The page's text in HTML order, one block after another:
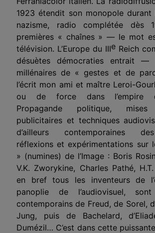
1923 étendit son monopole
nazisme, radio complétée dès
premières « chaînes » — le mot
télévision. L’Europe du IIIe Reich
désuètes démocraties entrait —
millénaires de « gestes et de
l’écrit mon ami et maître Leroi-
ou de force dans l’empire
Propagande politique,
publicitaires et techniques
d’ailleurs contemporaines
réflexions et expérimentations sur
» (numines) de l’Image : Boris
V.K. Zworykine, Charles Pathé,
en bref tous les inventeurs de
panoplie de l’audiovisuel,
contemporains de Freud, de Sorel,
Jung, puis de Bachelard,
Dumézil… C’est dans cette